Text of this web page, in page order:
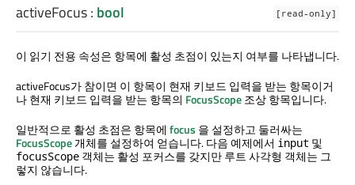
activeFocus: bool [read-only]
이 읽기 전용 속성은 항목에 활성 초점이 있는지 여부를 나타냅니다.
activeFocus가 참이면 이 항목이 현재 키보드 입력을 받는 항목이거
나 현재 키보드 입력을 받는 항목의 FocusScope조상 항목입니다.
일반적으로 활성 초점은 항목에 focus 을 설정하고 둘러싸는
FocusScope개체를 설정하여 얻습니다. 다음 예제에서 input 및
focusScope 객체는 활성 포커스를 갖지만 루트 사각형 객체는 그
렇지 않습니다.